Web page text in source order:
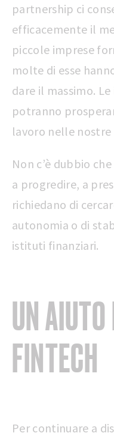
partnership ci
efficacemente il
piccole imprese
molte di esse
dare il massimo.
potranno
lavoro nelle nostre
Non c’è dubbio
a progredire, a
richiedano di
autonomia o di
istituti finanziari.
UN
FINTECH
Per continuare a